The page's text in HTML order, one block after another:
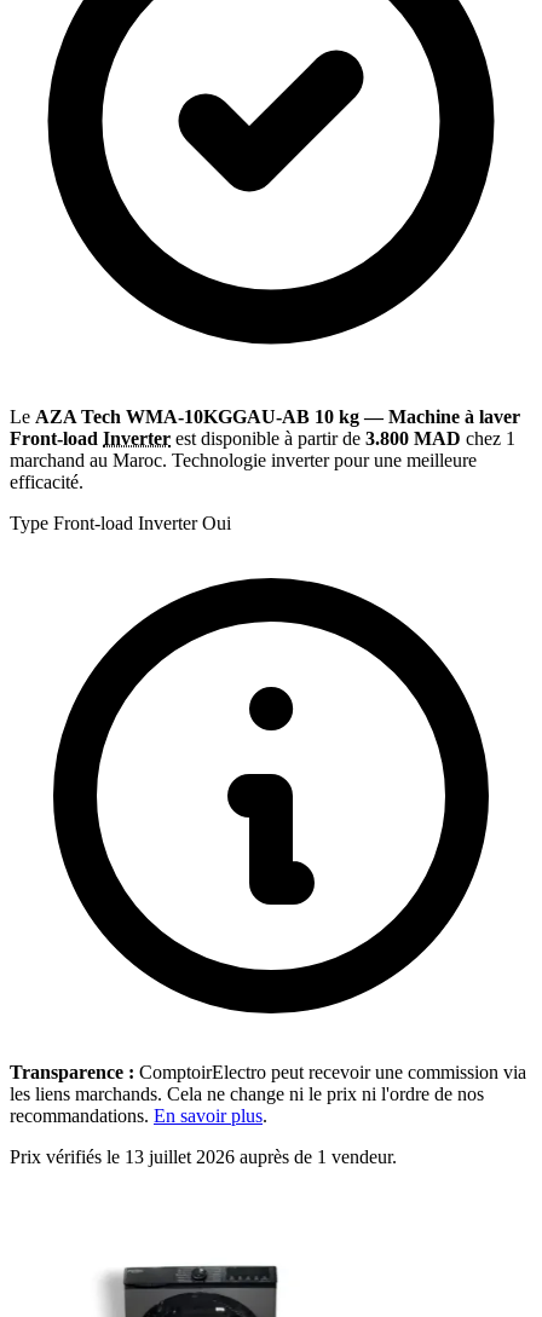
Le AZA Tech WMA-10KGGAU-AB 10 kg — Machine à laver
Front-load Inverter est disponible à partir de 3.800 MAD chez 1
marchand au Maroc. Technologie inverter pour une meilleure
efficacité.
Type Front-load Inverter Oui
Transparence : ComptoirElectro peut recevoir une commission via
les liens marchands. Cela ne change ni le prix ni l'ordre de nos
recommandations. En savoir plus.
Prix vérifiés le 13 juillet 2026 auprès de 1 vendeur.